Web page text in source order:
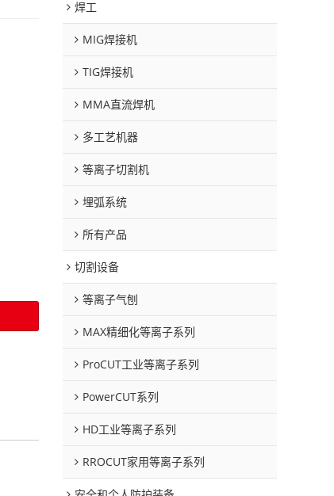
焊工
MIG焊接机
TIG焊接机
MMA直流焊机
多工艺机器
等离子切割机
埋弧系统
所有产品
切割设备
等离子气刨
MAX精细化等离子系列
ProCUT工业等离子系列
PowerCUT系列
HD工业等离子系列
RROCUT家用等离子系列